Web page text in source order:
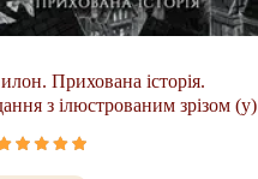
Прихована історія.
з ілюстрованим зрізом (у)